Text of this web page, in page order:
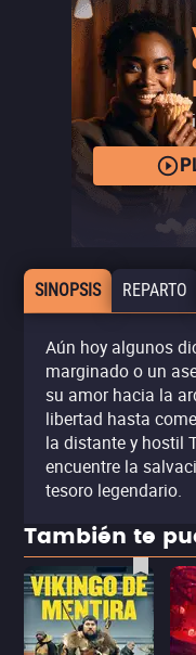
SINOPSIS REPARTO
Aún hoy algunos
marginado o un
su amor hacia la
libertad hasta
la distante y hostil
encuentre la
tesoro legendario.
También te